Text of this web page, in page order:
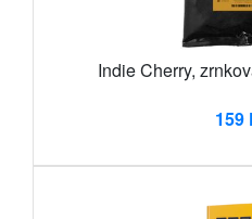
Indie Cherry,
159